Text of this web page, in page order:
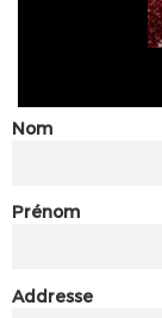
Nom
Prénom
Addresse